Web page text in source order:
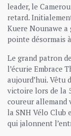
leader, le
retard.
Kuere Nounawe a
pointe désormais
Le grand patron
l’écurie Embrace
aujourd’hui. Vêtu
victoire lors de la
coureur allemand
la SNH Vélo Club
qui jalonnent